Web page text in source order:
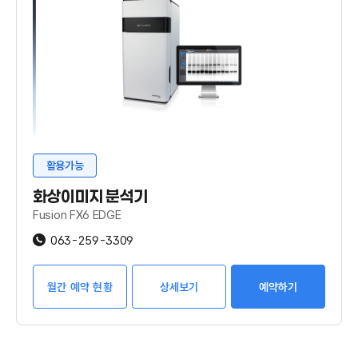
활용가능
화상이미지 분석기
Fusion FX6 EDGE
063-259-3309
월간 예약 현황 상세보기 예약하기